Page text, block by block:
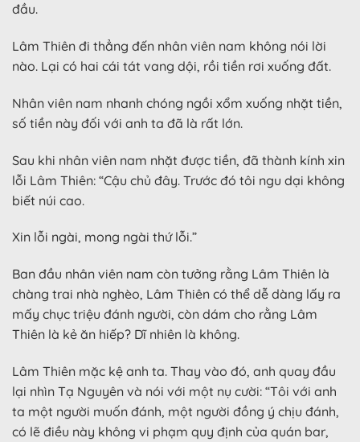
đầu.
Lâm Thiên đi thẳng đến nhân viên nam không nói lời
nào. Lại có hai cái tát vang dội, rồi tiền rơi xuống đất.
Nhân viên nam nhanh chóng ngồi xổm xuống nhặt tiền,
số tiền này đối với anh ta đã là rất lớn.
Sau khi nhân viên nam nhặt được tiền, đã thành kính xin
lỗi Lâm Thiên: “Cậu chủ đây. Trước đó tôi ngu dại không
biết núi cao.
Xin lỗi ngài, mong ngài thứ lỗi.”
Ban đầu nhân viên nam còn tưởng rằng Lâm Thiên là
chàng trai nhà nghèo, Lâm Thiên có thể dễ dàng lấy ra
mấy chục triệu đánh người, còn dám cho rằng Lâm
Thiên là kẻ ăn hiếp? Dĩ nhiên là không.
Lâm Thiên mặc kệ anh ta. Thay vào đó, anh quay đầu
lại nhìn Tạ Nguyên và nói với một nụ cười: “Tôi với anh
ta một người muốn đánh, một người đồng ý chịu đánh,
có lẽ điều này không vi phạm quy định của quán bar,